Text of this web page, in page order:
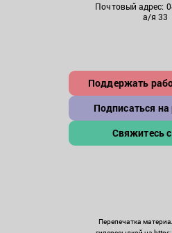
Почтовый адрес:
а/я 33
Поддержать
Подписаться
Свяжитесь
Перепечатка